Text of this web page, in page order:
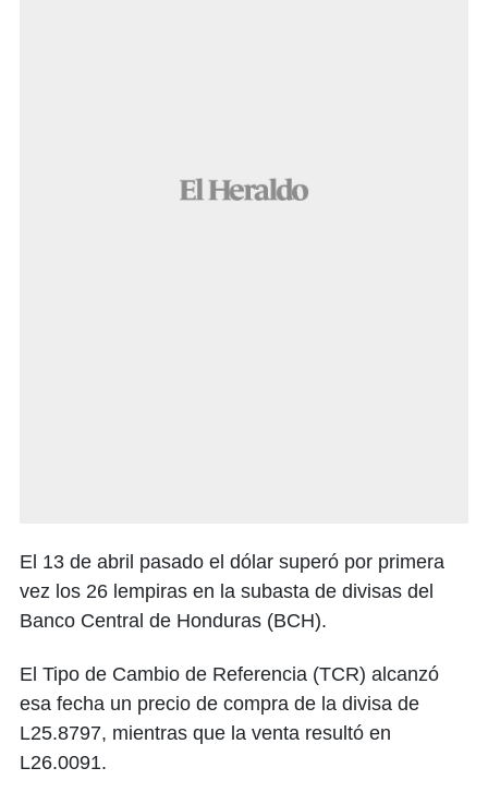
El 13 de abril pasado el dólar superó por primera
vez los 26 lempiras en la subasta de divisas del
Banco Central de Honduras (BCH).
El Tipo de Cambio de Referencia (TCR) alcanzó
esa fecha un precio de compra de la divisa de
L25.8797, mientras que la venta resultó en
L26.0091.